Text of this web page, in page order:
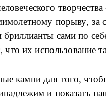
порыву,
сами по
что их
камни для того,
и показать